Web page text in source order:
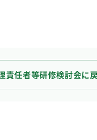
責任者等研修検討会に